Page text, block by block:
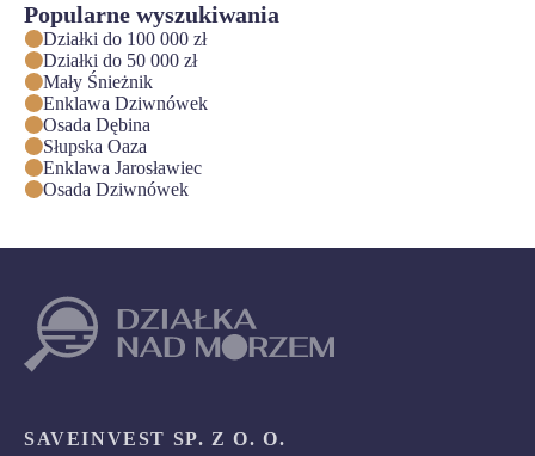
Popularne wyszukiwania
Działki do 100 000 zł
Działki do 50 000 zł
Mały Śnieżnik
Enklawa Dziwnówek
Osada Dębina
Słupska Oaza
Enklawa Jarosławiec
Osada Dziwnówek
SAVEINVEST SP. Z O. O.